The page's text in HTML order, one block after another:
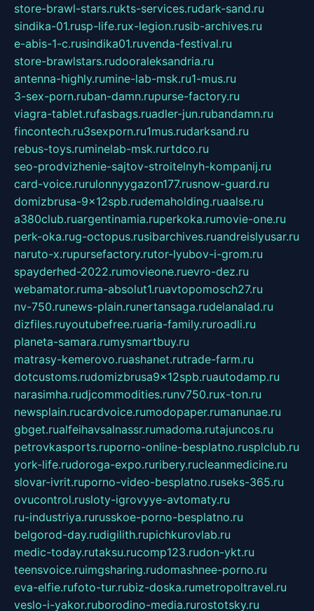
store-brawl-stars.rukts-services.rudark-sand.ru
sindika-01.rusp-life.rux-legion.rusib-archives.ru
e-abis-1-c.rusindika01.ruvenda-festival.ru
store-brawlstars.rudooraleksandria.ru
antenna-highly.rumine-lab-msk.ru1-mus.ru
3-sex-porn.ruban-damn.rupurse-factory.ru
viagra-tablet.rufasbags.ruadler-jun.rubandamn.ru
fincontech.ru3sexporn.ru1mus.rudarksand.ru
rebus-toys.ruminelab-msk.rurtdco.ru
seo-prodvizhenie-sajtov-stroitelnyh-kompanij.ru
card-voice.rurulonnyygazon177.rusnow-guard.ru
domizbrusa-9x12spb.rudemaholding.ruaalse.ru
a380club.ruargentinamia.ruperkoka.rumovie-one.ru
perk-oka.rug-octopus.rusibarchives.ruandreislyusar.ru
naruto-x.rupursefactory.rutor-lyubov-i-grom.ru
spayderhed-2022.rumovieone.ruevro-dez.ru
webamator.ruma-absolut1.ruavtopomosch27.ru
nv-750.runews-plain.runertansaga.rudelanalad.ru
dizfiles.ruyoutubefree.ruaria-family.ruroadli.ru
planeta-samara.rumysmartbuy.ru
matrasy-kemerovo.ruashanet.rutrade-farm.ru
dotcustoms.rudomizbrusa9x12spb.ruautodamp.ru
narasimha.rudjcommodities.runv750.rux-ton.ru
newsplain.rucardvoice.rumodopaper.rumanunae.ru
gbget.rualfeihavsalnassr.rumadoma.rutajuncos.ru
petrovkasports.ruporno-online-besplatno.rusplclub.ru
york-life.rudoroga-expo.ruribery.rucleanmedicine.ru
slovar-ivrit.ruporno-video-besplatno.ruseks-365.ru
ovucontrol.rusloty-igrovyye-avtomaty.ru
ru-industriya.rurusskoe-porno-besplatno.ru
belgorod-day.rudigilith.rupichkurovlab.ru
medic-today.rutaksu.rucomp123.rudon-ykt.ru
teensvoice.ruimgsharing.rudomashnee-porno.ru
eva-elfie.rufoto-tur.rubiz-doska.rumetropoltravel.ru
veslo-i-yakor.ruborodino-media.rurostotsky.ru